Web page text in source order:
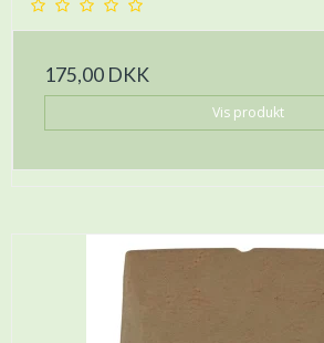
175,00 DKK
Vis produkt